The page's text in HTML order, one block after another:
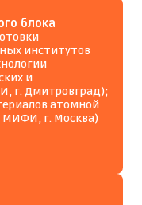
блока
институтов
и
г. Дмитровград);
атомной
МИФИ, г. Москва)